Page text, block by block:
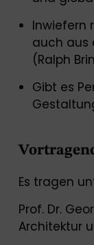
Inwiefern
auch aus
(Ralph
Gibt es
Es tragen
Prof. Dr.
Architektur